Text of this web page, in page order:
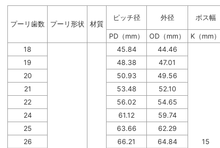
プーリ歯数 プーリ形状 材質
ピッチ径 外径 ボス幅
PD（mm） OD（mm）
K（mm）
18
45.84 44.46
15
19 48.38
47.01
20
50.93
49.56
21
53.48
52.10
22
56.02
54.65
24
61.12
59.74
25
63.66
62.29
26
66.21
64.84